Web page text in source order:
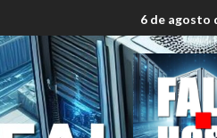
6 de agosto